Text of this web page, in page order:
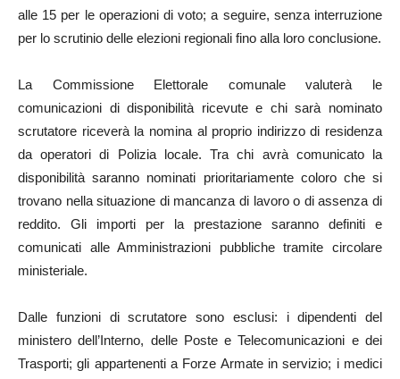
alle 15 per le operazioni di voto; a seguire, senza interruzione
per lo scrutinio delle elezioni regionali fino alla loro conclusione.
La Commissione Elettorale comunale valuterà le
comunicazioni di disponibilità ricevute e chi sarà nominato
scrutatore riceverà la nomina al proprio indirizzo di residenza
da operatori di Polizia locale. Tra chi avrà comunicato la
disponibilità saranno nominati prioritariamente coloro che si
trovano nella situazione di mancanza di lavoro o di assenza di
reddito. Gli importi per la prestazione saranno definiti e
comunicati alle Amministrazioni pubbliche tramite circolare
ministeriale.
Dalle funzioni di scrutatore sono esclusi: i dipendenti del
ministero dell’Interno, delle Poste e Telecomunicazioni e dei
Trasporti; gli appartenenti a Forze Armate in servizio; i medici